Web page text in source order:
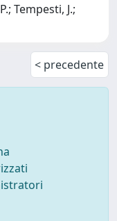
Tempesti, J.;
< precedente